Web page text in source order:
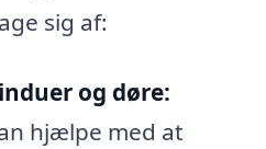
sig af:
og døre:
hjælpe med at